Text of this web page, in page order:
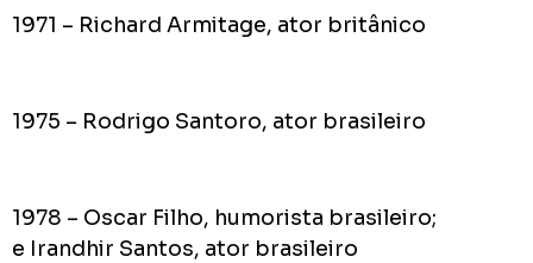
1971 – Richard Armitage, ator britânico
1975 – Rodrigo Santoro, ator brasileiro
1978 – Oscar Filho, humorista brasileiro;
e Irandhir Santos, ator brasileiro